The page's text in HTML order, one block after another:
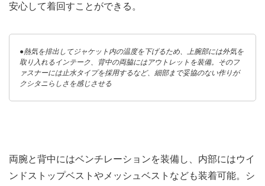
安心して着回すことができる。
●熱気を排出してジャケット内の温度を下げるため、上腕部には外気を
取り入れるインテーク、背中の両脇にはアウトレットを装備。そのフ
ァスナーには止水タイプを採用するなど、細部まで妥協のない作りが
クシタニらしさを感じさせる
両腕と背中にはベンチレーションを装備し、内部にはウイ
ンドストップベストやメッシュベストなども装着可能。シ